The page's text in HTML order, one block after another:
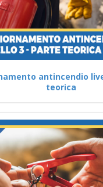
antincendio
teorica